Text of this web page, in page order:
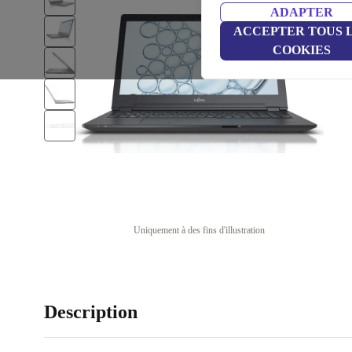
ADAPTER
ACCEPTER TOUS
COOKIES
Uniquement à des fins d'illustration
Description